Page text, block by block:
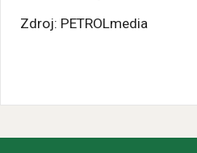
Zdroj: PETROLmedia